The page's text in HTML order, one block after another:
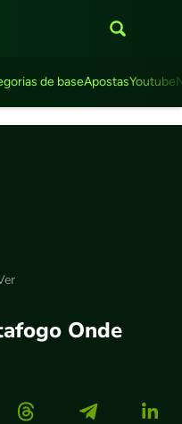
de baseApostasYoutube
Onde